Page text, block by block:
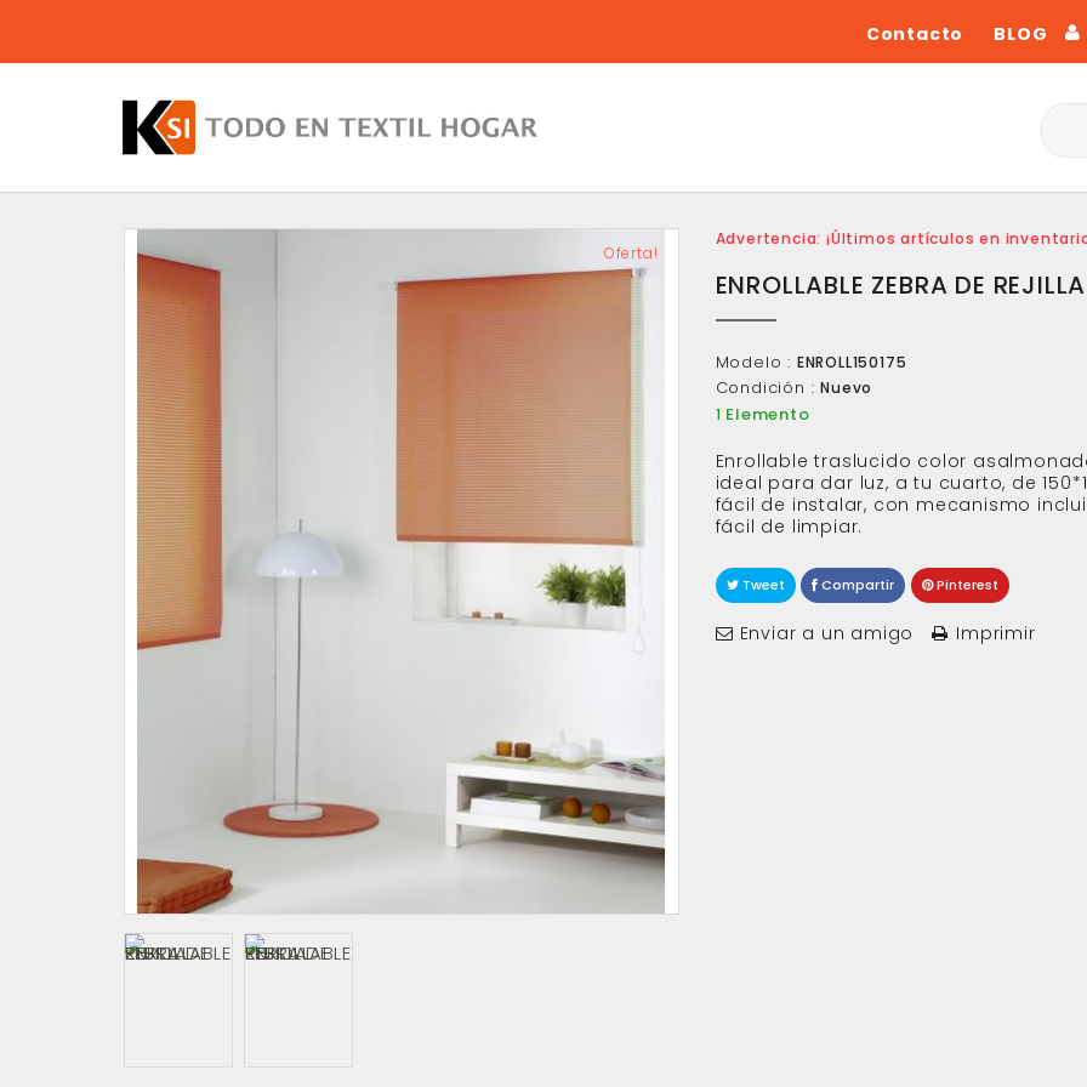
BLOG
Contacto
Oferta!
Advertencia: ¡Últimos artículos en
ENROLLABLE ZEBRA DE REJILLA
Modelo : ENROLL150175
Condición : Nuevo
1 Elemento
Enrollable traslucido color
ideal para dar luz, a tu cuarto, de
fácil de instalar, con mecanismo
fácil de limpiar.
Tweet Compartir Pinterest
Enviar a un amigo Imprimir